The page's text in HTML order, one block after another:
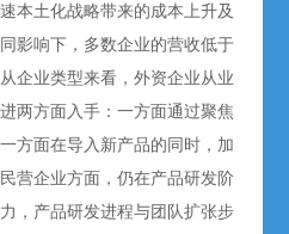
本土化战略带来的成本上升及
影响下，多数企业的营收低于
企业类型来看，外资企业从业
两方面入手：一方面通过聚焦
方面在导入新产品的同时，加
营企业方面，仍在产品研发阶
，产品研发进程与团队扩张步